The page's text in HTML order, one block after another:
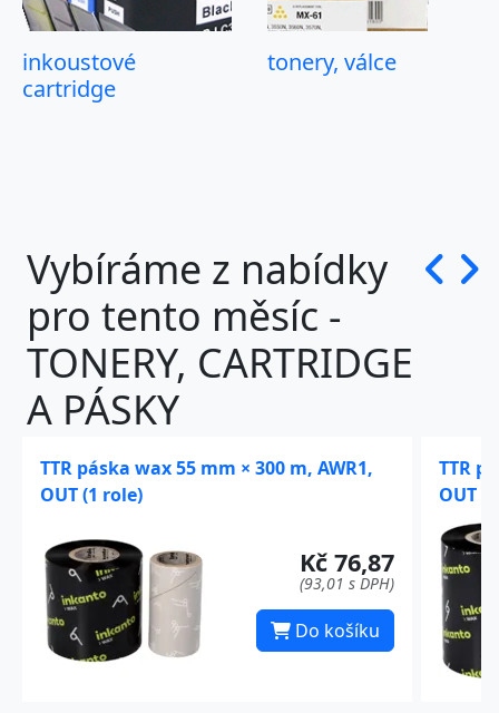
inkoustové
cartridge
tonery, válce
Vybíráme z nabídky
pro tento měsíc -
TONERY, CARTRIDGE
A PÁSKY
TTR páska wax 55 mm × 300 m, AWR1,
OUT (1 role)
Kč 76,87
(93,01 s DPH)
Do košíku
TTR
OUT